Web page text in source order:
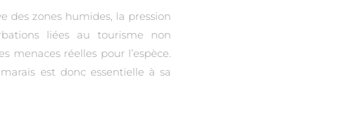
des zones humides, la pression
liées au tourisme non
menaces réelles pour l’espèce.
est donc essentielle à sa